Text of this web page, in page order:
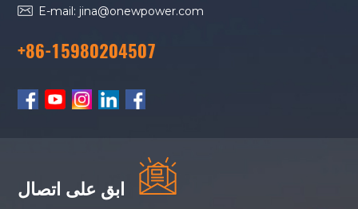
E-mail: jina@onewpower.com
+86-15980204507
ابق على اتصال